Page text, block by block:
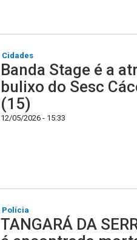
Cidades
Banda Stage é a
bulixo do Sesc
(15)
12/05/2026 - 15:33
Polícia
TANGARÁ DA